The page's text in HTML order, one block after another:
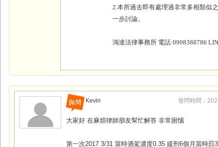
2.本所過去即有處理過非常多相類似
一步討論。
鴻達法律事務所 電話:0908388786
Kevin 發問時間：
大家好 在麻煩律師朋友幫忙解答 非常困惱
第一次2017 3/31 當時酒駕濃度0.35 緩刑6個月當時罰